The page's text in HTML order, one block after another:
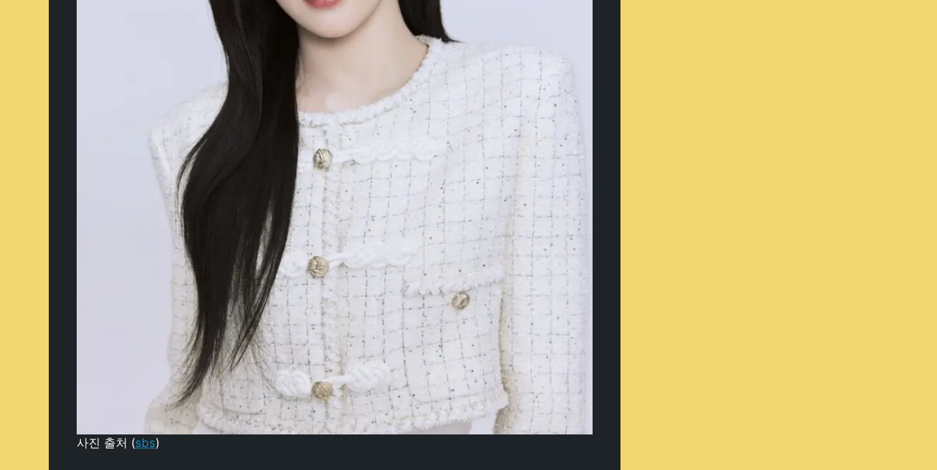
사진 출처 (sbs)